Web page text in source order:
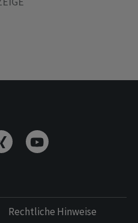
Rechtliche Hinweise